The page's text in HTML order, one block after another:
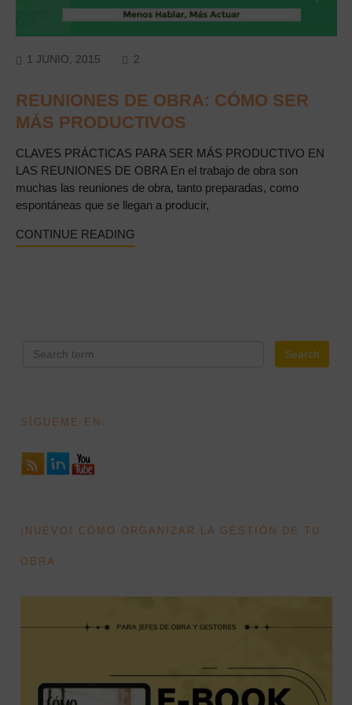
1 JUNIO, 2015 2
REUNIONES DE OBRA: CÓMO SER
MÁS PRODUCTIVOS
CLAVES PRÁCTICAS PARA SER MÁS PRODUCTIVO EN
LAS REUNIONES DE OBRA En el trabajo de obra son
muchas las reuniones de obra, tanto preparadas, como
espontáneas que se llegan a producir,
CONTINUE READING
SÍGUEME EN:
¡NUEVO! CÓMO ORGANIZAR LA GESTIÓN DE TU
OBRA